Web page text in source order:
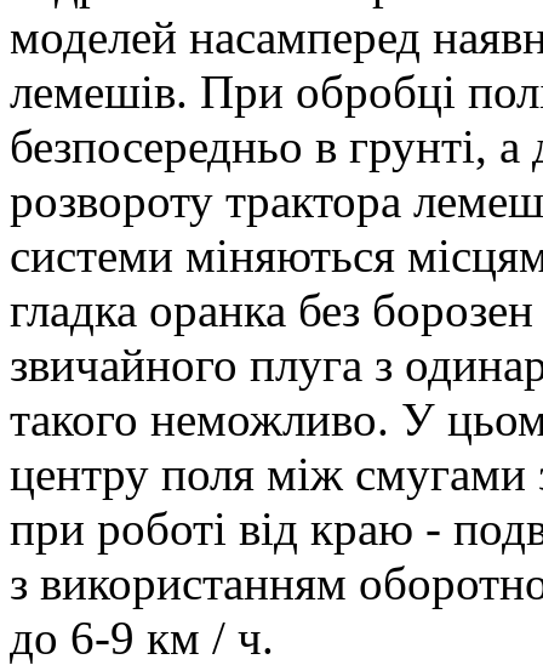
моделей насамперед
лемешів. При обробці
безпосередньо в грунті,
розвороту трактора
системи міняються
гладка оранка без
звичайного плуга з
такого неможливо. У
центру поля між смугами
при роботі від краю -
з використанням
до 6-9 км / ч.